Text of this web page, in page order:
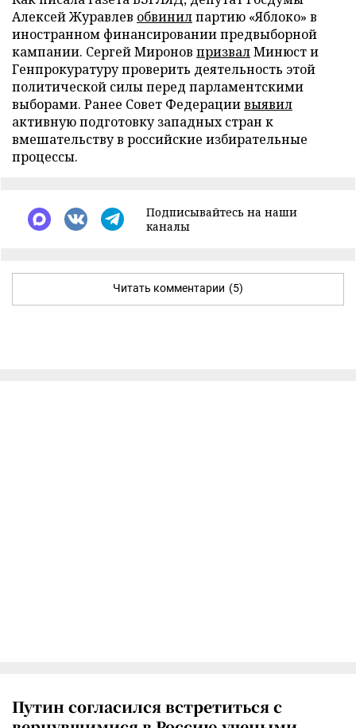
Алексей Журавлев обвинилпартию «Яблоко» в
иностранном финансировании предвыборной
кампании. Сергей Миронов призвалМинюст и
Генпрокуратуру проверить деятельность этой
политической силы перед парламентскими
выборами. Ранее Совет Федерациивыявил
активную подготовку западных стран к
вмешательству в российские избирательные
процессы.
Подписывайтесь на наши
каналы
Читать комментарии (5)
Путин согласился встретиться с